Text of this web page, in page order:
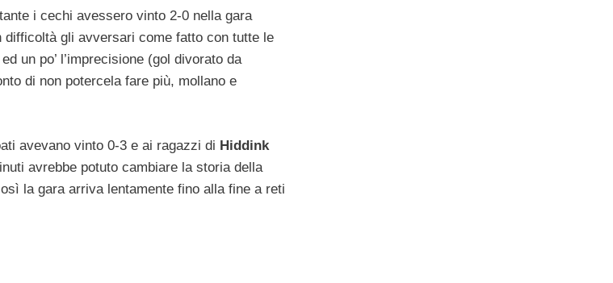
i cechi avessero vinto 2-0 nella gara
difficoltà gli avversari come fatto con tutte le
un po’ l’imprecisione (gol divorato da
di non potercela fare più, mollano e
avevano vinto 0-3 e ai ragazzi di Hiddink
avrebbe potuto cambiare la storia della
la gara arriva lentamente fino alla fine a reti